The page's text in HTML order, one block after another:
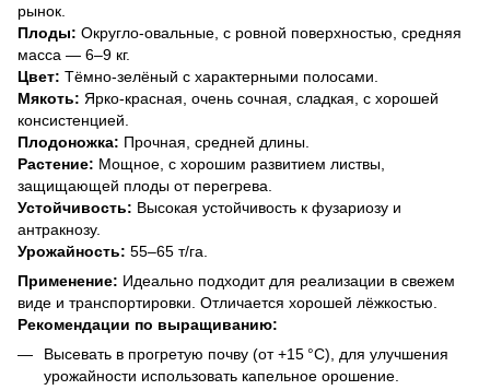
рынок.
Плоды: Округло-овальные, с ровной поверхностью, средняя
масса — 6–9 кг.
Цвет: Тёмно-зелёный с характерными полосами.
Мякоть: Ярко-красная, очень сочная, сладкая, с хорошей
консистенцией.
Плодоножка: Прочная, средней длины.
Растение: Мощное, с хорошим развитием листвы,
защищающей плоды от перегрева.
Устойчивость: Высокая устойчивость к фузариозу и
антракнозу.
Урожайность: 55–65 т/га.
Применение: Идеально подходит для реализации в свежем
виде и транспортировки. Отличается хорошей лёжкостью.
Рекомендации по выращиванию:
Высевать в прогретую почву (от +15 °C), для улучшения
урожайности использовать капельное орошение.